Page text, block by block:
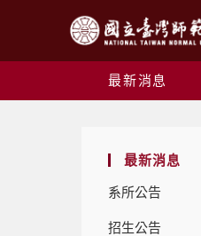
最新消息
最新消息
系所公告
招生公告